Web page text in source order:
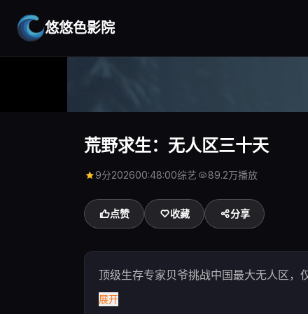
悠悠色影院
荒野求生：无人区三十天
9分202600:48:00综艺 89.2万播放
点赞 收藏 分享
顶级生存专家贝爷挑战中国最大无人区，
展开